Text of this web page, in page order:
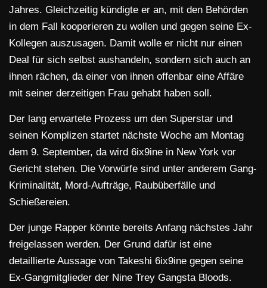
Jahres. Gleichzeitig kündigte er an, mit den Behörden
in dem Fall kooperieren zu wollen und gegen seine Ex-
Kollegen auszusagen. Damit wolle er nicht nur einen
Deal für sich selbst aushandeln, sondern sich auch an
ihnen rächen, da einer von ihnen offenbar eine Affäre
mit seiner derzeitigen Frau gehabt haben soll.
Der lang erwartete Prozess um den Superstar und
seinen Komplizen startet nächste Woche am Montag
dem 9. September, da wird 6ix9ine in New York vor
Gericht stehen. Die Vorwürfe sind unter anderem Gang-
Kriminalität, Mord-Aufträge, Raubüberfälle und
Schießereien.
Der junge Rapper könnte bereits Anfang nächstes Jahr
freigelassen werden. Der Grund dafür ist eine
detaillierte Aussage von Takeshi 6ix9ine gegen seine
Ex-Gangmitglieder der Nine Trey Gangsta Bloods.